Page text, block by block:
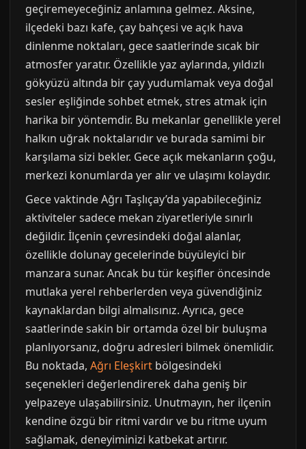
geçiremeyeceğiniz anlamına gelmez. Aksine,
ilçedeki bazı kafe, çay bahçesi ve açık hava
dinlenme noktaları, gece saatlerinde sıcak bir
atmosfer yaratır. Özellikle yaz aylarında, yıldızlı
gökyüzü altında bir çay yudumlamak veya doğal
sesler eşliğinde sohbet etmek, stres atmak için
harika bir yöntemdir. Bu mekanlar genellikle yerel
halkın uğrak noktalarıdır ve burada samimi bir
karşılama sizi bekler. Gece açık mekanların çoğu,
merkezi konumlarda yer alır ve ulaşımı kolaydır.
Gece vaktinde Ağrı Taşlıçay’da yapabileceğiniz
aktiviteler sadece mekan ziyaretleriyle sınırlı
değildir. İlçenin çevresindeki doğal alanlar,
özellikle dolunay gecelerinde büyüleyici bir
manzara sunar. Ancak bu tür keşifler öncesinde
mutlaka yerel rehberlerden veya güvendiğiniz
kaynaklardan bilgi almalısınız. Ayrıca, gece
saatlerinde sakin bir ortamda özel bir buluşma
planlıyorsanız, doğru adresleri bilmek önemlidir.
Bu noktada, Ağrı Eleşkirt bölgesindeki
seçenekleri değerlendirerek daha geniş bir
yelpazeye ulaşabilirsiniz. Unutmayın, her ilçenin
kendine özgü bir ritmi vardır ve bu ritme uyum
sağlamak, deneyiminizi katbekat artırır.